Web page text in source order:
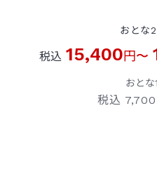
おとな2
税込 15,400円〜
おとな
税込